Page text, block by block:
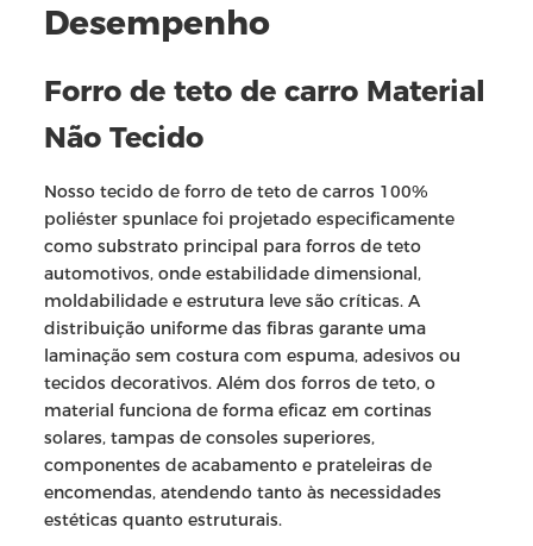
Desempenho
Forro de teto de carro Material
Não Tecido
Nosso tecido de forro de teto de carros 100%
poliéster spunlace foi projetado especificamente
como substrato principal para forros de teto
automotivos, onde estabilidade dimensional,
moldabilidade e estrutura leve são críticas. A
distribuição uniforme das fibras garante uma
laminação sem costura com espuma, adesivos ou
tecidos decorativos. Além dos forros de teto, o
material funciona de forma eficaz em cortinas
solares, tampas de consoles superiores,
componentes de acabamento e prateleiras de
encomendas, atendendo tanto às necessidades
estéticas quanto estruturais.